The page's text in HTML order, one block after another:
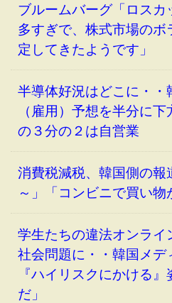
ブルームバーグ「ロス
多すぎで、株式市場のボ
定してきたようです」
半導体好況はどこに・・
（雇用）予想を半分に
の３分の２は自営業
消費税減税、韓国側の報
～」「コンビニで買い
学生たちの違法オンライ
社会問題に・・韓国メデ
『ハイリスクにかける
だ」